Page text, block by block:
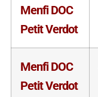
Menfi DOC
Petit Verdot
Menfi DOC
Petit Verdot